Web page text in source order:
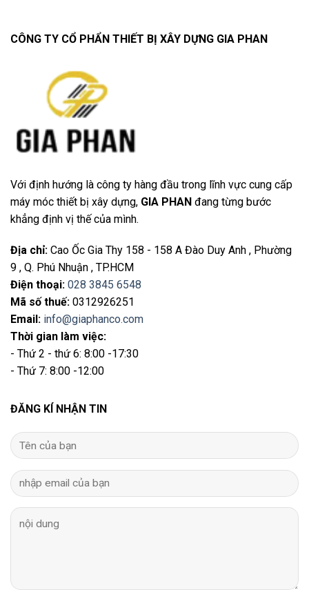
CÔNG TY CỔ PHẨN THIẾT BỊ XÂY DỰNG GIA PHAN
Với định hướng là công ty hàng đầu trong lĩnh vực cung cấp
máy móc thiết bị xây dựng, GIA PHAN đang từng bước
khẳng định vị thế của mình.
Địa chỉ: Cao Ốc Gia Thy 158 - 158 A Đào Duy Anh , Phường
9 , Q. Phú Nhuận , TP.HCM
Điện thoại: 028 3845 6548
Mã số thuế: 0312926251
Email : info@giaphanco.com
Thời gian làm việc:
- Thứ 2 - thứ 6: 8:00 -17:30
- Thứ 7: 8:00 -12:00
ĐĂNG KÍ NHẬN TIN